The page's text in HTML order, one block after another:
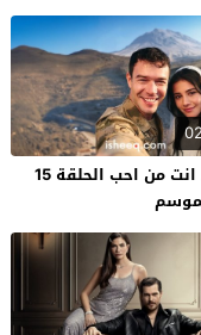
مسلسل انت من احب الحلقة 15